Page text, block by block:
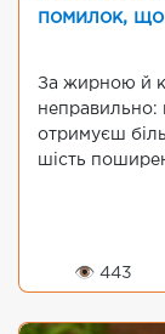
помилок, що
За жирною й
неправильно:
отримуєш
шість
👁 443